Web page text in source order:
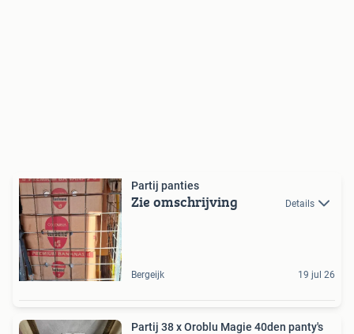
Partij panties
Zie omschrijving Details
Bergeijk 19 jul 26
Partij 38 x Oroblu Magie 40den panty's